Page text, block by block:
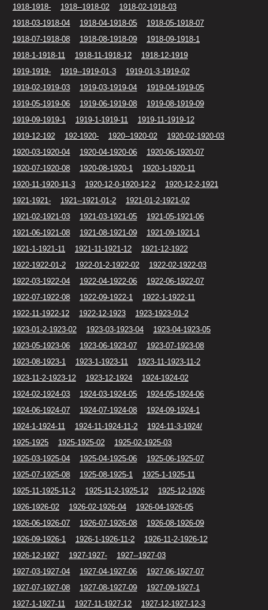
1918-1918-
1918--1918-02
1918-02-1918-03
1918-03-1918-04
1918-04-1918-05
1918-05-1918-07
1918-07-1918-08
1918-08-1918-09
1918-09-1918-1
1918-1-1918-11
1918-11-1918-12
1918-12-1919
1919-1919-
1919--1919-01-3
1919-01-3-1919-02
1919-02-1919-03
1919-03-1919-04
1919-04-1919-05
1919-05-1919-06
1919-06-1919-08
1919-08-1919-09
1919-09-1919-1
1919-1-1919-11
1919-11-1919-12
1919-12-192
192-1920- 1920--1920-02
1920-02-1920-03
1920-03-1920-04
1920-04-1920-06
1920-06-1920-07
1920-07-1920-08
1920-08-1920-1
1920-1-1920-11
1920-11-1920-11-3
1920-12-0-1920-12-2
1920-12-2-1921
1921-1921-
1921--1921-01-2
1921-01-2-1921-02
1921-02-1921-03
1921-03-1921-05
1921-05-1921-06
1921-06-1921-08
1921-08-1921-09
1921-09-1921-1
1921-1-1921-11
1921-11-1921-12
1921-12-1922
1922-1922-01-2
1922-01-2-1922-02
1922-02-1922-03
1922-03-1922-04
1922-04-1922-06
1922-06-1922-07
1922-07-1922-08
1922-09-1922-1
1922-1-1922-11
1922-11-1922-12
1922-12-1923
1923-1923-01-2
1923-01-2-1923-02
1923-03-1923-04
1923-04-1923-05
1923-05-1923-06
1923-06-1923-07
1923-07-1923-08
1923-08-1923-1
1923-1-1923-11
1923-11-1923-11-2
1923-11-2-1923-12
1923-12-1924
1924-1924-02
1924-02-1924-03
1924-03-1924-05
1924-05-1924-06
1924-06-1924-07
1924-07-1924-08
1924-09-1924-1
1924-1-1924-11
1924-11-1924-11-2
1924-11-3-1924/
1925-1925
1925-1925-02
1925-02-1925-03
1925-03-1925-04
1925-04-1925-06
1925-06-1925-07
1925-07-1925-08
1925-08-1925-1
1925-1-1925-11
1925-11-1925-11-2
1925-11-2-1925-12
1925-12-1926
1926-1926-02
1926-02-1926-04
1926-04-1926-05
1926-06-1926-07
1926-07-1926-08
1926-08-1926-09
1926-09-1926-1
1926-1-1926-11-2
1926-11-2-1926-12
1926-12-1927
1927-1927-
1927--1927-03
1927-03-1927-04
1927-04-1927-06
1927-06-1927-07
1927-07-1927-08
1927-08-1927-09
1927-09-1927-1
1927-1-1927-11
1927-11-1927-12 1927-12-1927-12-3